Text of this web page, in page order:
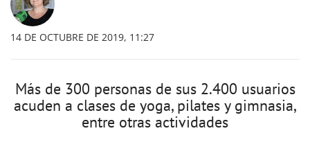
14 DE OCTUBRE DE 2019, 11:27
Más de 300 personas de sus 2.400 usuarios
acuden a clases de yoga, pilates y gimnasia,
entre otras actividades